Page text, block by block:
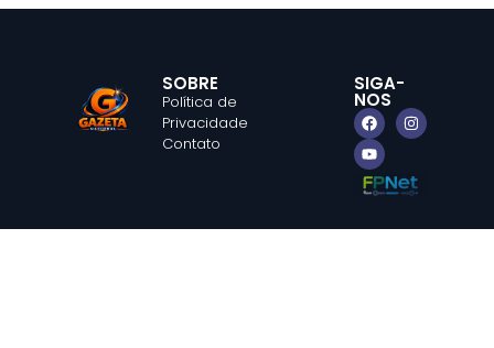
SOBRE
Política de
Privacidade
Contato
SIGA-
NOS